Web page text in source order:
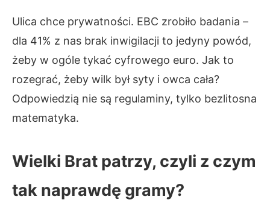
Ulica chce prywatności. EBC zrobiło badania –
dla 41% z nas brak inwigilacji to jedyny powód,
żeby w ogóle tykać cyfrowego euro. Jak to
rozegrać, żeby wilk był syty i owca cała?
Odpowiedzią nie są regulaminy, tylko bezlitosna
matematyka.
Wielki Brat patrzy, czyli z czym
tak naprawdę gramy?